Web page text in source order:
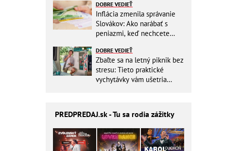
DOBRE VEDIEŤ
Inflácia zmenila správanie
Slovákov: Ako narábať s
peniazmi, keď nechcete
DOBRE VEDIEŤ
Zbaľte sa na letný piknik bez
stresu: Tieto praktické
vychytávky vám ušetria
PREDPREDAJ.sk - Tu sa rodia zážitky